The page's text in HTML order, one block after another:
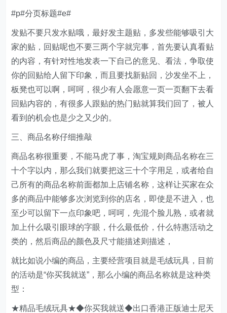
#p#分页标题#e#
发贴不要只发水贴哦，最好发主题贴，多发些能够吸引大
家的贴，回贴呢也不要三两个字就完事，首先要认真看贴
的内容，有针对性地发表一下自己的意见、看法，争取使
你的回贴给人留下印象，而且要找新贴回，沙发坐不上，
板凳也可以啊，呵呵，很少有人会愿意一页一页翻下去看
回贴内容的，有很多人跟贴的热门贴就算我们回了，被人
看到的机会也是少之又少的。
三、商品名称仔细推敲
商品名称很重要，不能马虎了事，淘宝规则商品名称在三
十个字以内，那么我们就要把这三十个字用足，或者给自
己所有的商品名称前面都加上店铺名称，这样让买家在众
多的商品中能够多次浏览到你的店名，即使是不进入，也
至少可以留下一点印象吧，呵呵，先混个脸儿熟，或者就
加上什么吸引眼球的字眼，什么最低价，什么特惠活动之
类的，然后商品的颜色及尺寸能描述则描述，
就比如说小编的商品，主要经营项目就是毛绒玩具，目前
的活动是“你买我就送”，那么小编的商品名称就是这种类
型：
★精品毛绒玩具★◆你买我就送◆出口香港正版迪士尼天